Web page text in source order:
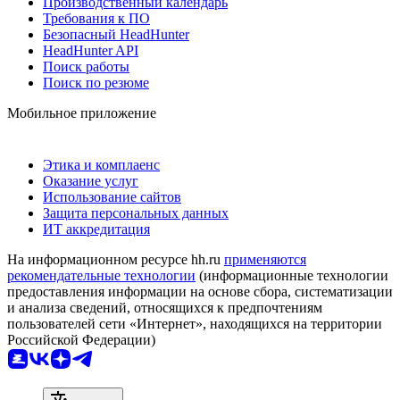
Требования к ПО
Безопасный HeadHunter
HeadHunter API
Поиск работы
Поиск по резюме
Мобильное приложение
Этика и комплаенс
Оказание услуг
Использование сайтов
Защита персональных данных
ИТ аккредитация
На информационном ресурсе hh.ru применяются
рекомендательные технологии (информационные технологии
предоставления информации на основе сбора, систематизации
и анализа сведений, относящихся к предпочтениям
пользователей сети «Интернет», находящихся на территории
Российской Федерации)